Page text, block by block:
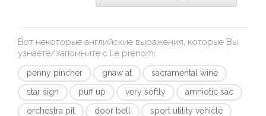
Вот некоторые английские выражения, которые Вы
узнаете/запомните с Le prénom:
penny pincher gnaw at
sacramental wine
star sign
puff up very softly
amniotic sac
orchestra pit
door bell sport utility vehicle